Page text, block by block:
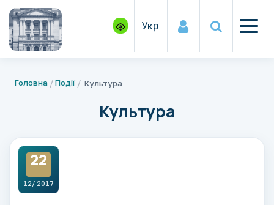
Укр
Головна Події Культура
Культура
22
12/ 2017